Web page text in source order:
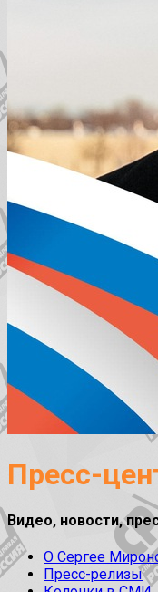
Пресс-
Видео, новости,
О Сергее
Пресс-релизы